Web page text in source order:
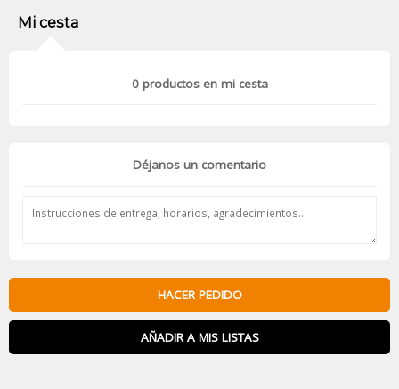
Mi cesta
0productos en mi cesta
Déjanos un comentario
HACER PEDIDO
AÑADIR A MIS LISTAS